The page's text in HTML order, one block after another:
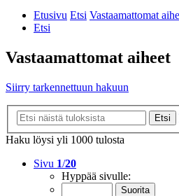
Etusivu Etsi Vastaamattomat
Etsi
Vastaamattomat aiheet
Siirry tarkennettuun hakuun
Etsi
Haku löysi yli 1000 tulosta
Sivu 1/20
Hyppää sivulle: